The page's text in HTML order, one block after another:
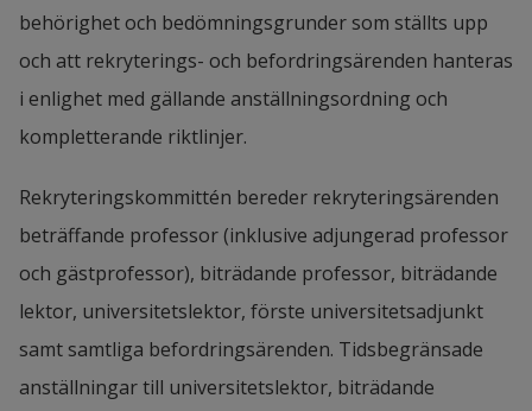
behörighet och bedömningsgrunder som ställts upp
och att rekryterings- och befordringsärenden hanteras
i enlighet med gällande anställningsordning och
kompletterande riktlinjer.
Rekryteringskommittén bereder rekryteringsärenden
beträffande professor (inklusive adjungerad professor
och gästprofessor), biträdande professor, biträdande
lektor, universitetslektor, förste universitetsadjunkt
samt samtliga befordringsärenden. Tidsbegränsade
anställningar till universitetslektor, biträdande